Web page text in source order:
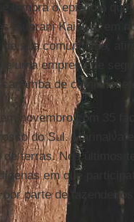
lembra o episódio que
Guarani Kaiowá, em
sua comunidade,
uma empresa de
de
novembro com 35
do Sul. Marinalva
terras. Nos últimos
em que
por parte de